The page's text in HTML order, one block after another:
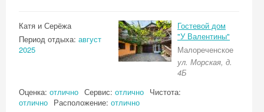
Катя и Серёжа
Период отдыха: август
2025
Гостевой дом
"У Валентины"
Малореченское
ул. Морская, д.
4Б
Оценка: отлично Сервис: отлично Чистота:
отлично Расположение: отлично